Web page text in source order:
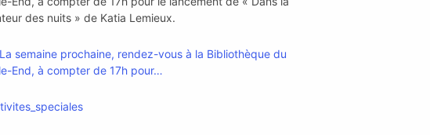
des nuits » de Katia Lemieux.